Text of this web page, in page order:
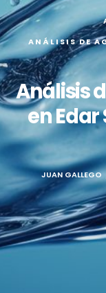
ANÁLISIS DE
Análisis
en
JUAN GALLEGO